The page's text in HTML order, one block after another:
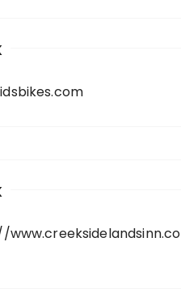
www.creeksidelandsinn.co